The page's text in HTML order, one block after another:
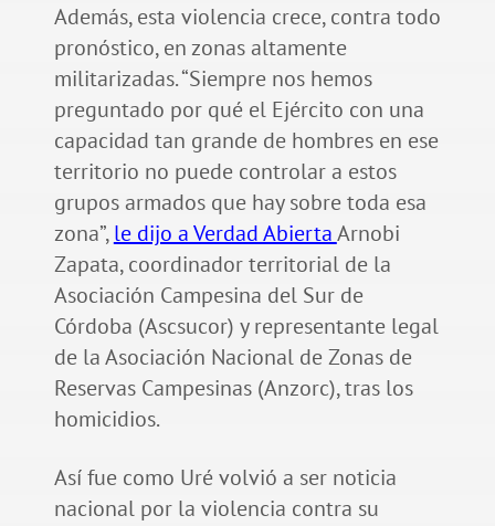
Además, esta violencia crece, contra todo
pronóstico, en zonas altamente
militarizadas. “Siempre nos hemos
preguntado por qué el Ejército con una
capacidad tan grande de hombres en ese
territorio no puede controlar a estos
grupos armados que hay sobre toda esa
zona”,le dijo a Verdad AbiertaArnobi
Zapata, coordinador territorial de la
Asociación Campesina del Sur de
Córdoba (Ascsucor) y representante legal
de la Asociación Nacional de Zonas de
Reservas Campesinas (Anzorc), tras los
homicidios.
Así fue como Uré volvió a ser noticia
nacional por la violencia contra su